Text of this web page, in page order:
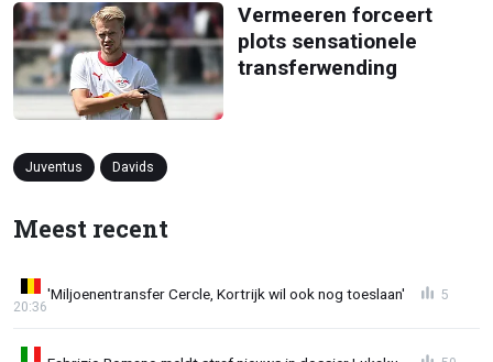
Vermeeren forceert
plots sensationele
transferwending
Juventus Davids
Meest recent
'Miljoenentransfer Cercle, Kortrijk wil ook nog toeslaan'
20:36
5